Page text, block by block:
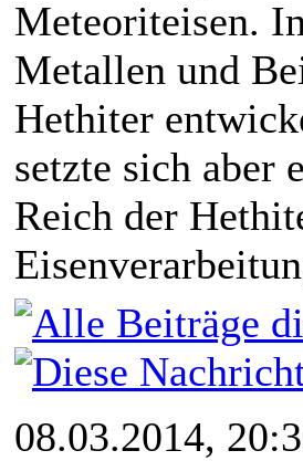
Meteoriteisen.
Metallen und
Hethiter
setzte sich aber
Reich der
08.03.2014,